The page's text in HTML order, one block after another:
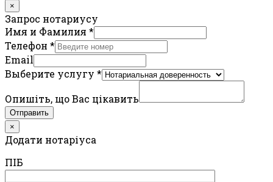
×
Запрос нотариусу
Имя и Фамилия *
Телефон *
Email
Выберите услугу *
Опишіть, що Вас цікавить
Отправить
×
Додати нотаріуса
ПIБ